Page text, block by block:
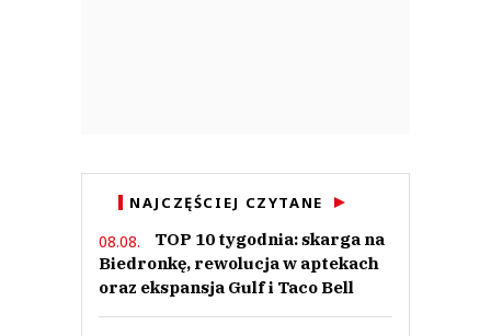
NAJCZĘŚCIEJ CZYTANE
08.08.
TOP 10 tygodnia: skarga na
Biedronkę, rewolucja w aptekach
oraz ekspansja Gulf i Taco Bell